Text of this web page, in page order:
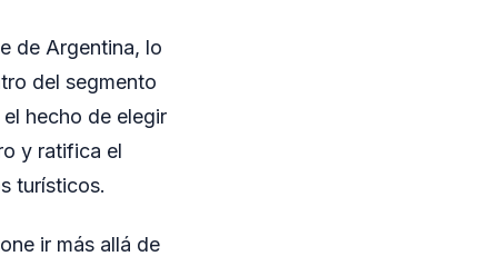
de Argentina, lo
del segmento
hecho de elegir
y ratifica el
turísticos.
ir más allá de